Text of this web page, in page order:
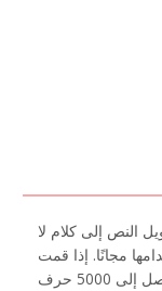
النص إلى كلام لا
مجانًا. إذا قمت
بالتسجيل مجانًا، فيمكنك الحصول على ما يصل إلى 5000 حرف